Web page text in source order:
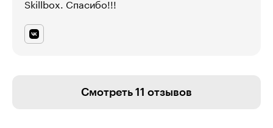
Skillbox. Спасибо!!!
Смотреть 11 отзывов